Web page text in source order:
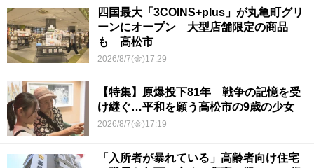
四国最大「3COINS+plus」が丸亀町グリ
ーンにオープン 大型店舗限定の商品
も 高松市
2026/8/7(金)17:29
【特集】原爆投下81年 戦争の記憶を受
け継ぐ…平和を願う高松市の9歳の少女
2026/8/7(金)17:19
「入所者が暴れている」高齢者向け住宅